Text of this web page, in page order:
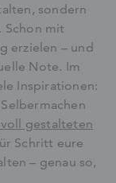
sondern
Schon mit
erzielen – und
Note. Im
Inspirationen:
gestalteten
Schritt eure
– genau so,